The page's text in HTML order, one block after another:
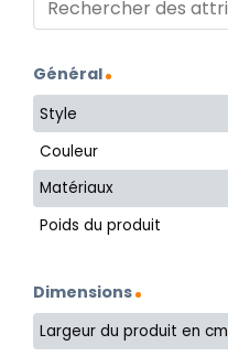
Général
Style
Couleur
Matériaux
Poids du produit
Dimensions
Largeur du produit en cm